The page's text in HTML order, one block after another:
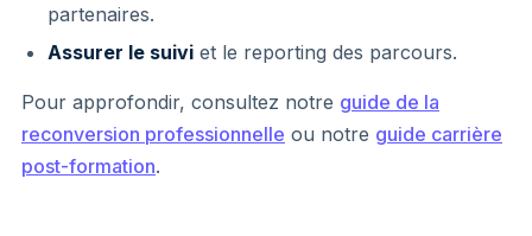
partenaires.
Assurer le suivi et le reporting des parcours.
Pour approfondir, consultez notre guide de la
reconversion professionnelle ou notre guide carrière
post-formation.